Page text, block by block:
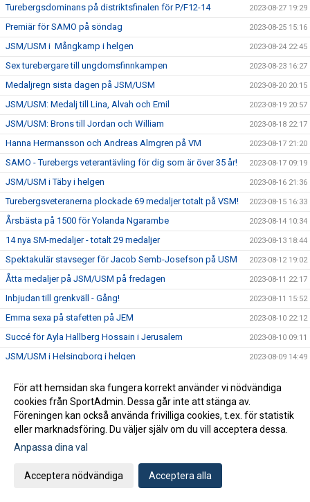
Turebergsdominans på distriktsfinalen för P/F12-14 2023-08-27 19:29
Premiär för SAMO på söndag 2023-08-25 15:16
JSM/USM i Mångkamp i helgen 2023-08-24 22:45
Sex turebergare till ungdomsfinnkampen 2023-08-23 16:27
Medaljregn sista dagen på JSM/USM 2023-08-20 20:15
JSM/USM: Medalj till Lina, Alvah och Emil 2023-08-19 20:57
JSM/USM: Brons till Jordan och William 2023-08-18 22:17
Hanna Hermansson och Andreas Almgren på VM 2023-08-17 21:20
SAMO - Turebergs veterantävling för dig som är över 35 år! 2023-08-17 09:19
JSM/USM i Täby i helgen 2023-08-16 21:36
Turebergsveteranerna plockade 69 medaljer totalt på VSM! 2023-08-15 16:33
Årsbästa på 1500 för Yolanda Ngarambe 2023-08-14 10:34
14 nya SM-medaljer - totalt 29 medaljer 2023-08-13 18:44
Spektakulär stavseger för Jacob Semb-Josefson på USM 2023-08-12 19:02
Åtta medaljer på JSM/USM på fredagen 2023-08-11 22:17
Inbjudan till grenkväll - Gång! 2023-08-11 15:52
Emma sexa på stafetten på JEM 2023-08-10 22:12
Succé för Ayla Hallberg Hossain i Jerusalem 2023-08-10 09:11
JSM/USM i Helsingborg i helgen 2023-08-09 14:49
U20-EM med tre turebergare 2023-08-06 23:03
VSM i helgen 2023-08-03 22:32
Nu kör vi igen den populära prova på dagen för vuxna! 2023-08-03 11:34
Massor av bilder från SM
Hanna Hermansson SM-drottning i Söderhamn
För att hemsidan ska fungera korrekt använder vi nödvändiga
cookies från SportAdmin. Dessa går inte att stänga av.
Föreningen kan också använda frivilliga cookies, t.ex. för statistik
eller marknadsföring. Du väljer själv om du vill acceptera dessa.
Anpassa dina val
Acceptera nödvändiga Acceptera alla